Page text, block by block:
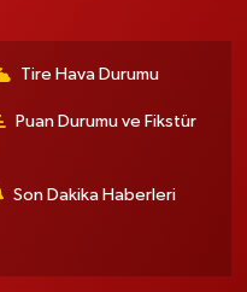
Tire Hava Durumu
Puan Durumu ve Fikstür
Son Dakika Haberleri